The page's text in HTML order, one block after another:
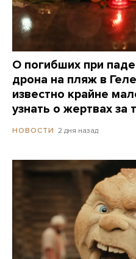
О погибших при
дрона на пляж в
известно крайне
узнать о жертвах за
НОВОСТИ 2 дня назад